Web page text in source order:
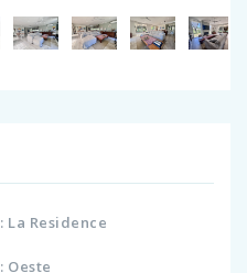
: La Residence
: Oeste